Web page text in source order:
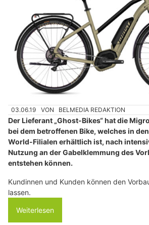
03.06.19 VON BELMEDIA REDAKTION
Der Lieferant „Ghost-Bikes“ hat die
bei dem betroffenen Bike, welches in
World-Filialen erhältlich ist, nach
Nutzung an der Gabelklemmung des
entstehen können.
Kundinnen und Kunden können den
lassen.
Weiterlesen